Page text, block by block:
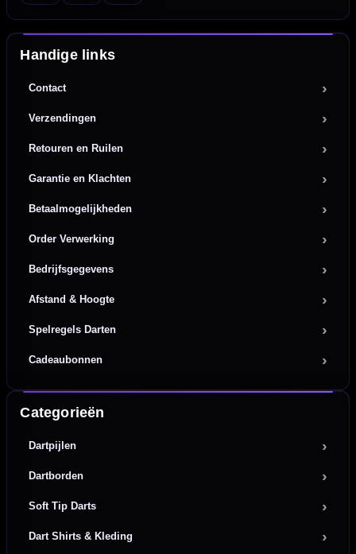
Handige links
Contact
Verzendingen
Retouren en Ruilen
Garantie en Klachten
Betaalmogelijkheden
Order Verwerking
Bedrijfsgegevens
Afstand & Hoogte
Spelregels Darten
Cadeaubonnen
Categorieën
Dartpijlen
Dartborden
Soft Tip Darts
Dart Shirts & Kleding